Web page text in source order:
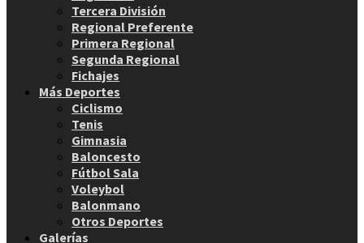
Tercera División
Regional Preferente
Primera Regional
Segunda Regional
Fichajes
Más Deportes
Ciclismo
Tenis
Gimnasia
Baloncesto
Fútbol Sala
Voleybol
Balonmano
Otros Deportes
Galerías